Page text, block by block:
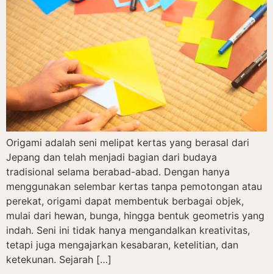
Origami adalah seni melipat kertas yang berasal dari
Jepang dan telah menjadi bagian dari budaya
tradisional selama berabad-abad. Dengan hanya
menggunakan selembar kertas tanpa pemotongan atau
perekat, origami dapat membentuk berbagai objek,
mulai dari hewan, bunga, hingga bentuk geometris yang
indah. Seni ini tidak hanya mengandalkan kreativitas,
tetapi juga mengajarkan kesabaran, ketelitian, dan
ketekunan. Sejarah […]